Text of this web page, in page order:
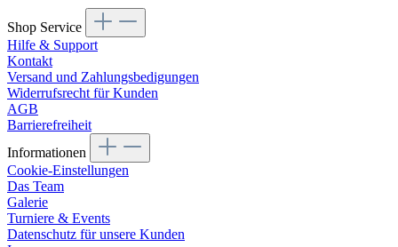
Shop Service
Hilfe & Support
Kontakt
Versand und Zahlungsbedigungen
Widerrufsrecht für Kunden
AGB
Barrierefreiheit
Informationen
Cookie-Einstellungen
Das Team
Galerie
Turniere & Events
Datenschutz für unsere Kunden